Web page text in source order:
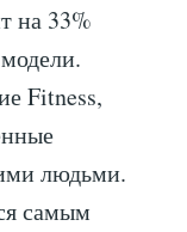
на 33%
Fitness,
людьми.
самым